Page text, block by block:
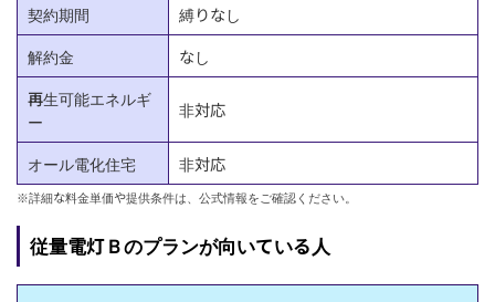
契約期間
縛りなし
解約金
なし
再生可能エネルギ
ー
非対応
オール電化住宅 非対応
※詳細な料金単価や提供条件は、公式情報をご確認ください。
従量電灯Ｂのプランが向いている人